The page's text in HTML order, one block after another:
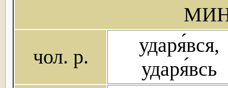
чол. р.
ударя́вся,
ударя́всь